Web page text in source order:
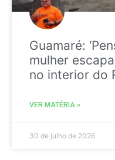
Guamaré:
mulher
no interior do
VER MATÉRIA »
30 de julho de 2026